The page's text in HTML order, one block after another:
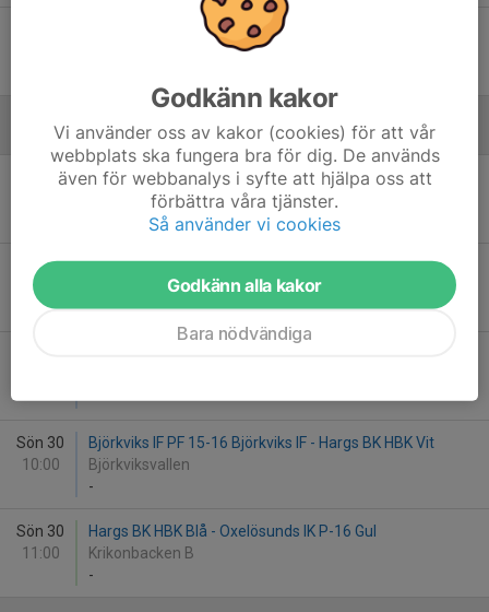
Hölö-Mörkö IF P15 - Hargs BK HBK Vit
Augusti
Sön 16
Hargs BK HBK Blå - Assyriska FF P2016 Vit 2
Krikonbacken B
Lör 22
14:00
Katrineholms SK FK 2016 röd - Hargs BK HBK Blå
Backavallen B
-
-
Sön 30
10:00
Björkviks IF PF 15-16 Björkviks IF - Hargs BK HBK Vit
Björkviksvallen
-
Sön 30
11:00
Hargs BK HBK Blå - Oxelösunds IK P-16 Gul
Krikonbacken B
-
Godkänn kakor
Vi använder oss av kakor (cookies) för att vår
webbplats ska fungera bra för dig. De används
även för webbanalys i syfte att hjälpa oss att
förbättra våra tjänster.
Så använder vi cookies
Godkänn alla kakor
Bara nödvändiga